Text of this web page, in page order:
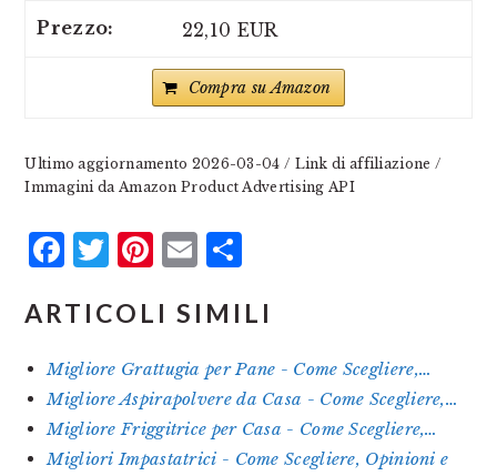
22,10 EUR
Compra su Amazon
Ultimo aggiornamento 2026-03-04 / Link di affiliazione /
Immagini da Amazon Product Advertising API
Facebook
Twitter
Pinterest
Email
ARTICOLI SIMILI
Migliore Grattugia per Pane - Come Scegliere,…
Migliore Aspirapolvere da Casa - Come Scegliere,…
Migliore Friggitrice per Casa - Come Scegliere,…
Migliori Impastatrici - Come Scegliere, Opinioni e